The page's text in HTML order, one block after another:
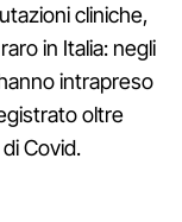
cliniche,
in Italia: negli
intrapreso
oltre
Covid.